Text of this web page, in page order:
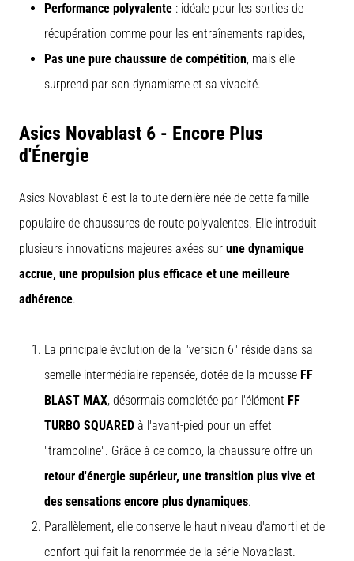
d'endurance.
Est-
vraiment
Découvrez
en…
Afficher
tous
les
articles
Performance polyvalente : idéale pour les sorties de
récupération comme pour les entraînements rapides,
Pas une pure chaussure de compétition, mais elle
surprend par son dynamisme et sa vivacité.
Asics Novablast 6 - Encore Plus
d'Énergie
Asics Novablast 6 est la toute dernière-née de cette famille
populaire de chaussures de route polyvalentes. Elle introduit
plusieurs innovations majeures axées sur une dynamique
accrue, une propulsion plus efficace et une meilleure
adhérence.
La principale évolution de la "version 6" réside dans sa
semelle intermédiaire repensée, dotée de la mousse FF
BLAST MAX, désormais complétée par l'élément FF
TURBO SQUARED à l'avant-pied pour un effet
"trampoline". Grâce à ce combo, la chaussure offre un
retour d'énergie supérieur, une transition plus vive et
des sensations encore plus dynamiques.
Parallèlement, elle conserve le haut niveau d'amorti et de
confort qui fait la renommée de la série Novablast.